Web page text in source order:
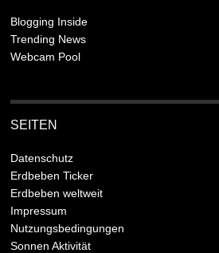
Blogging Inside
Trending News
Webcam Pool
SEITEN
Datenschutz
Erdbeben Ticker
Erdbeben weltweit
Impressum
Nutzungsbedingungen
Sonnen Aktivität